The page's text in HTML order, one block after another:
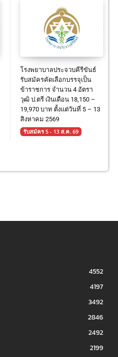
โรงพยาบาลประจวบคีรีขันธ์
รับสมัครคัดเลือกบรรจุเป็น
ข้าราชการ จำนวน 4 อัตรา
วุฒิ ป.ตรี เงินเดือน 18,150 –
19,970 บาท ตั้งแต่วันที่ 5 – 13
สิงหาคม 2569
รับสมัคร 5 - 13 ส.ค. 69
4552
4197
3492
2846
2492
2199